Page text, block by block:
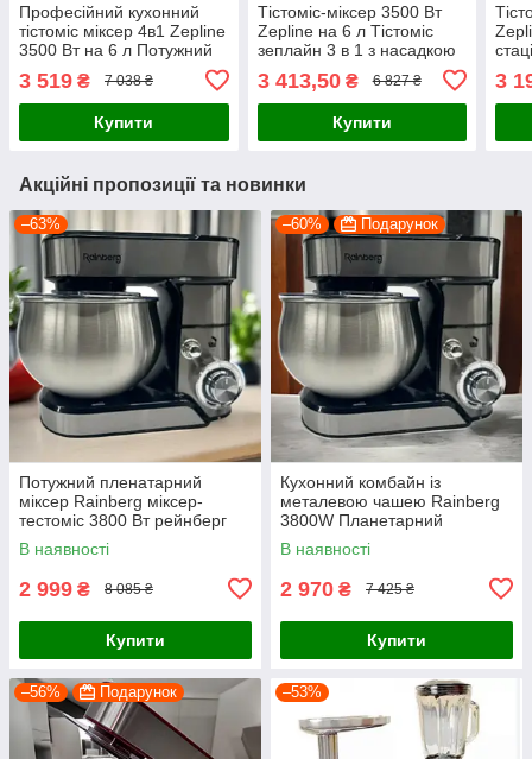
Професійний кухонний
тістоміс міксер 4в1 Zepline
3500 Вт на 6 л Потужний
міксер-тестоміс Червоний
3 519 ₴ 7 038 ₴
Купити
Тістоміс-міксер 3500 Вт
Zepline на 6 л Тістоміс
зеплайн 3 в 1 з насадкою
3 413,50₴ 6 827 ₴
Купити
3
Акційні пропозиції та новинки
–63%
Потужний пленатарний
міксер Rainberg міксер-
тестоміс 3800 Вт рейнберг
кухонний комбайн із
металевою чашею 5л
В наявності
2 999 ₴ 8 085 ₴
Купити
–60% Подарунок
Кухонний комбайн із
металевою чашею Rainberg
3800W Планетарний
комбайн Міксер Тістоміс
чаша 5л з насадками
В наявності
2 970 ₴ 7 425 ₴
Купити
–56% Подарунок –53%